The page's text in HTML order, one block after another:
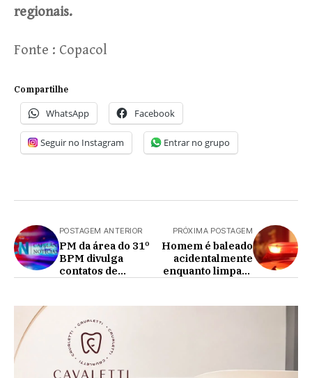
regionais.
Fonte : Copacol
Compartilhe
WhatsApp Facebook
Seguir no Instagram Entrar no grupo
POSTAGEM ANTERIOR
PM da área do 31º
BPM divulga
contatos de
PRÓXIMA POSTAGEM
Homem é baleado
acidentalmente
enquanto limpava
PR